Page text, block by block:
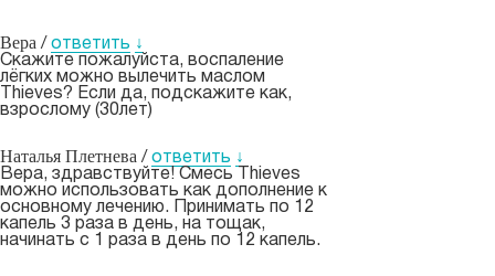
Вера / ответить ↓
Скажите пожалуйста, воспаление
лёгких можно вылечить маслом
Thieves? Если да, подскажите как,
взрослому (30лет)
Наталья Плетнева / ответить ↓
Вера, здравствуйте! Смесь Thieves
можно использовать как дополнение к
основному лечению. Принимать по 12
капель 3 раза в день, на тощак,
начинать с 1 раза в день по 12 капель.